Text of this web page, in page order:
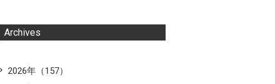
Archives
2026年（157）